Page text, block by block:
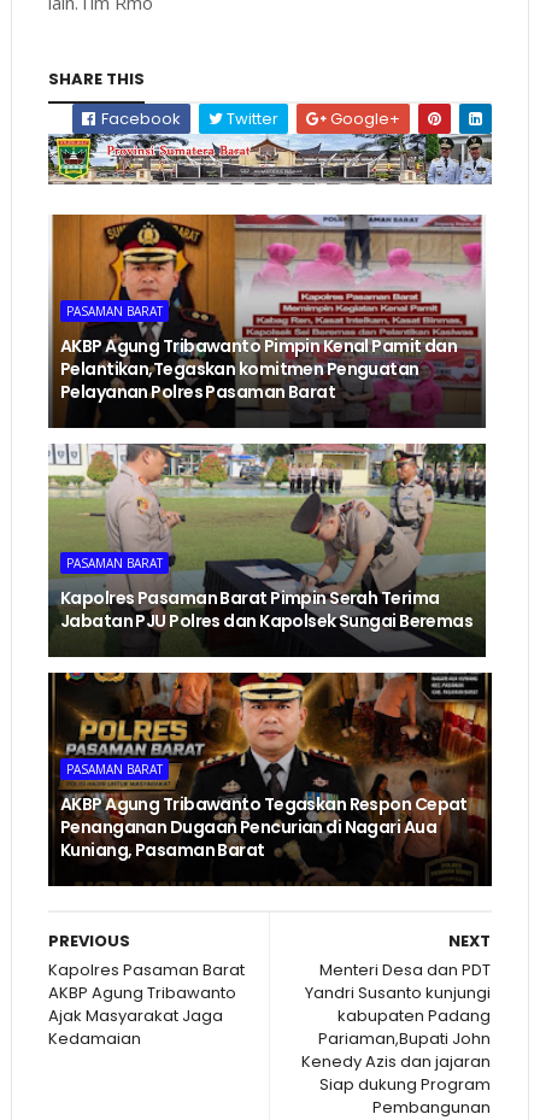
SHARE THIS
Facebook
Twitter Google+
PASAMAN BARAT
AKBP Agung Tribawanto Pimpin Kenal Pamit dan
Pelantikan,Tegaskan komitmen Penguatan
Pelayanan Polres Pasaman Barat
PASAMAN BARAT
Kapolres Pasaman Barat Pimpin Serah Terima
Jabatan PJU Polres dan Kapolsek Sungai Beremas
PASAMAN BARAT
AKBP Agung Tribawanto Tegaskan Respon Cepat
Penanganan Dugaan Pencurian di Nagari Aua
Kuniang, Pasaman Barat
NEXT
Menteri Desa dan PDT
Yandri Susanto kunjungi
kabupaten Padang
Pariaman,Bupati John
Kenedy Azis dan jajaran
Siap dukung Program
Pembangunan
PREVIOUS
Kapolres Pasaman Barat
AKBP Agung Tribawanto
Ajak Masyarakat Jaga
Kedamaian